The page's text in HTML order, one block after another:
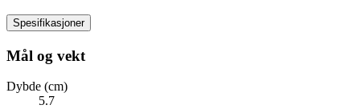
Spesifikasjoner
Mål og vekt
Dybde (cm)
5.7